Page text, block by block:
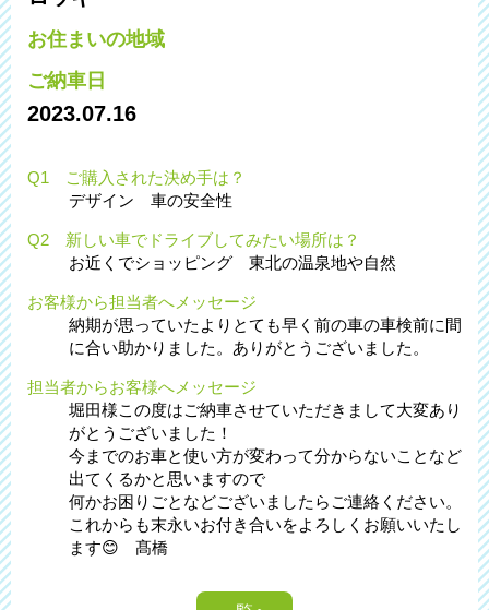
お住まいの地域
ご納車日
2023.07.16
Q1 ご購入された決め手は？
デザイン 車の安全性
Q2 新しい車でドライブしてみたい場所は？
お近くでショッピング 東北の温泉地や自然
お客様から担当者へメッセージ
納期が思っていたよりとても早く前の車の車検前に間
に合い助かりました。ありがとうございました。
担当者からお客様へメッセージ
堀田様この度はご納車させていただきまして大変あり
がとうございました！
今までのお車と使い方が変わって分からないことなど
出てくるかと思いますので
何かお困りごとなどございましたらご連絡ください。
これからも末永いお付き合いをよろしくお願いいたし
ます😊 髙橋